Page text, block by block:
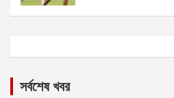
সর্বশেষ খবর